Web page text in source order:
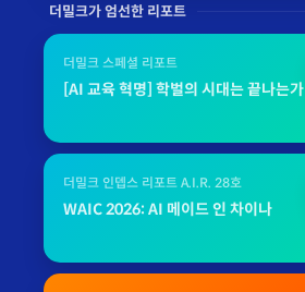
더밀크가 엄선한 리포트
더밀크 스페셜 리포트
[AI 교육 혁명] 학벌의 시대는 끝나는가
더밀크 인뎁스 리포트 A.I.R. 28호
WAIC 2026: AI 메이드 인 차이나